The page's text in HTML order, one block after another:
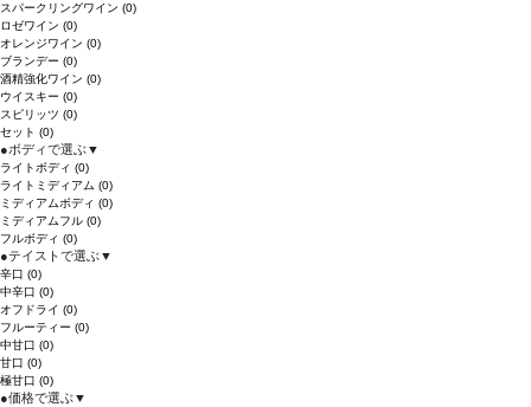
スパークリングワイン (0)
ロゼワイン (0)
オレンジワイン (0)
ブランデー (0)
酒精強化ワイン (0)
ウイスキー (0)
スピリッツ (0)
セット (0)
●ボディで選ぶ▼
ライトボディ (0)
ライトミディアム (0)
ミディアムボディ (0)
ミディアムフル (0)
フルボディ (0)
●テイストで選ぶ▼
辛口 (0)
中辛口 (0)
オフドライ (0)
フルーティー (0)
中甘口 (0)
甘口 (0)
極甘口 (0)
●価格で選ぶ▼